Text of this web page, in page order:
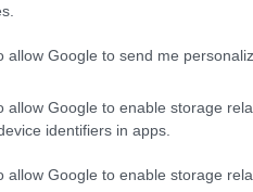
allow Google to send me
allow Google to enable storage
identifiers in apps.
allow Google to enable storage